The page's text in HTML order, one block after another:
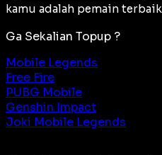
kamu adalah pemain
Ga Sekalian Topup ?
Mobile Legends
Free Fire
PUBG Mobile
Genshin Impact
Joki Mobile Legends